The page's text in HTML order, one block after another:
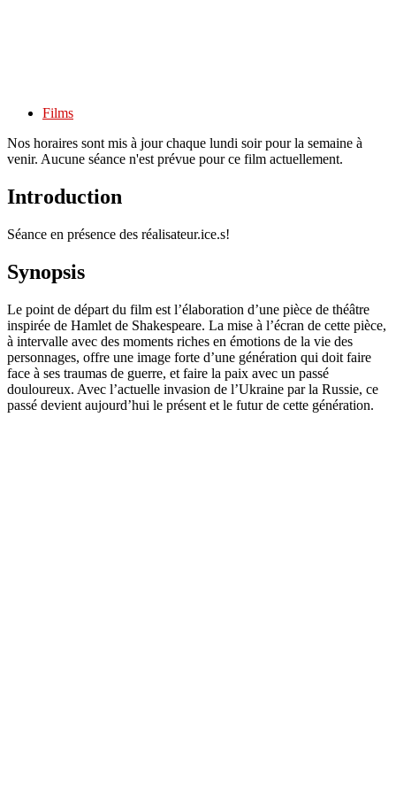
Films
Nos horaires sont mis à jour chaque lundi soir pour la semaine à
venir. Aucune séance n'est prévue pour ce film actuellement.
Introduction
Séance en présence des réalisateur.ice.s!
Synopsis
Le point de départ du film est l’élaboration d’une pièce de théâtre
inspirée de Hamlet de Shakespeare. La mise à l’écran de cette pièce,
à intervalle avec des moments riches en émotions de la vie des
personnages, offre une image forte d’une génération qui doit faire
face à ses traumas de guerre, et faire la paix avec un passé
douloureux. Avec l’actuelle invasion de l’Ukraine par la Russie, ce
passé devient aujourd’hui le présent et le futur de cette génération.